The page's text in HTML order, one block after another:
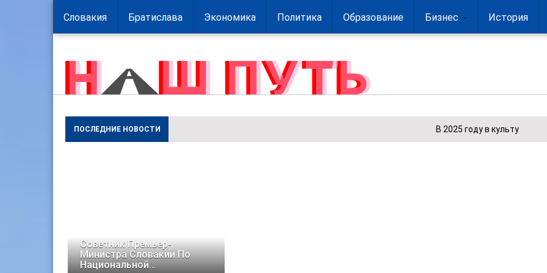
Словакия Братислава Экономика Политика Образование Бизнес История
ПОСЛЕДНИЕ НОВОСТИ В 2025 году в культурном
Советник Премьер-
Министра Словакии По
Национальной…